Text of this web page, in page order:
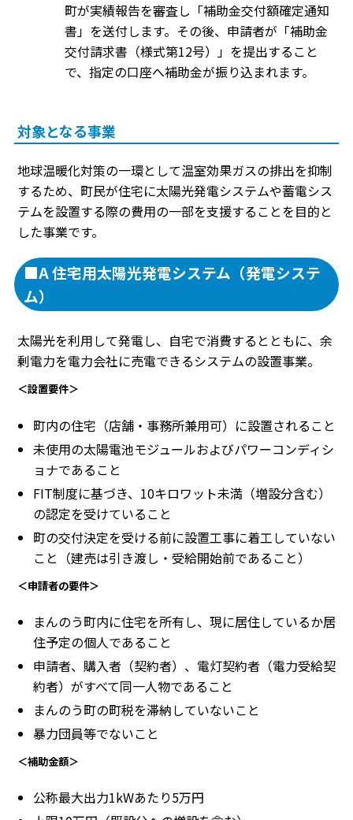
町が実績報告を審査し「補助金交付額確定通知
書」を送付します。その後、申請者が「補助金
交付請求書（様式第12号）」を提出すること
で、指定の口座へ補助金が振り込まれます。
対象となる事業
地球温暖化対策の一環として温室効果ガスの排出を抑制
するため、町民が住宅に太陽光発電システムや蓄電シス
テムを設置する際の費用の一部を支援することを目的と
した事業です。
■A 住宅用太陽光発電システム（発電システ
ム）
太陽光を利用して発電し、自宅で消費するとともに、余
剰電力を電力会社に売電できるシステムの設置事業。
＜設置要件＞
町内の住宅（店舗・事務所兼用可）に設置されること
未使用の太陽電池モジュールおよびパワーコンディシ
ョナであること
FIT制度に基づき、10キロワット未満（増設分含む）
の認定を受けていること
町の交付決定を受ける前に設置工事に着工していない
こと（建売は引き渡し・受給開始前であること）
＜申請者の要件＞
まんのう町内に住宅を所有し、現に居住しているか居
住予定の個人であること
申請者、購入者（契約者）、電灯契約者（電力受給契
約者）がすべて同一人物であること
まんのう町の町税を滞納していないこと
暴力団員等でないこと
＜補助金額＞
公称最大出力1kWあたり5万円